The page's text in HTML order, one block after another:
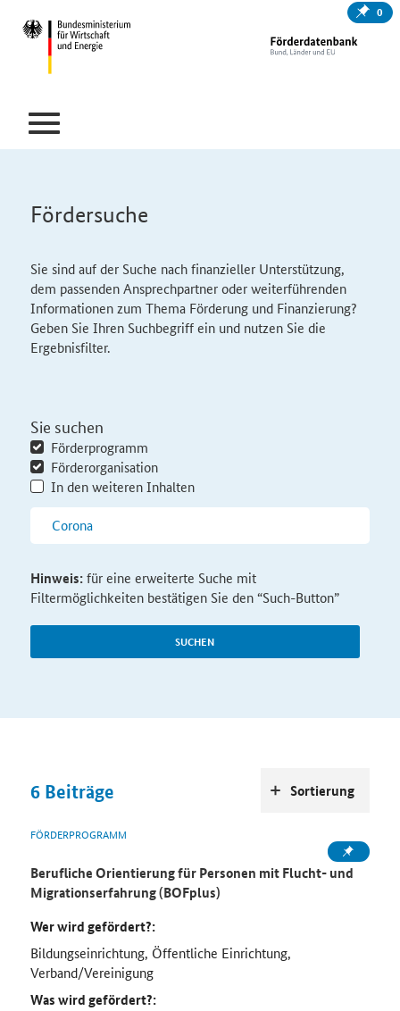
0
Fördersuche
Sie sind auf der Suche nach finanzieller Unterstützung,
dem passenden Ansprechpartner oder weiterführenden
Informationen zum Thema Förderung und Finanzierung?
Geben Sie Ihren Suchbegriff ein und nutzen Sie die
Ergebnisfilter.
Sie suchen
Förderprogramm
Förderorganisation
In den weiteren Inhalten
SUCHEN
Hinweis:für eine erweiterte Suche mit
Filtermöglichkeiten bestätigen Sie den “Such-Button”
6 Beiträge
FÖRDERPROGRAMM
Berufliche Orientierung für Personen mit Flucht- und
Migrationserfahrung (BOFplus)
Wer wird gefördert?:
Bildungseinrichtung, Öffentliche Einrichtung,
Verband/Vereinigung
Was wird gefördert?:
Sortierung